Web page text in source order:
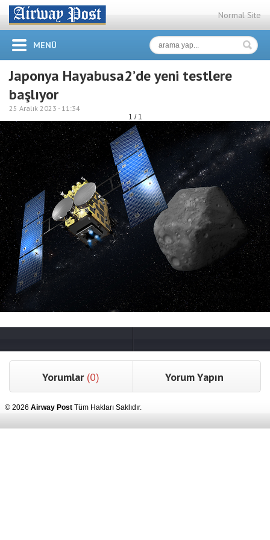
Normal Site
MENÜ
Japonya Hayabusa2’de yeni testlere
başlıyor
25 Aralık 2023 - 11:34
1 / 1
Yorumlar (0) Yorum Yapın
© 2026 Airway Post Tüm Hakları Saklıdır.